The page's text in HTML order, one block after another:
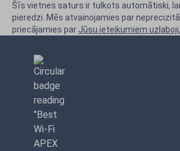
Šīs vietnes saturs ir tulkots automātiski,
pieredzi. Mēs atvainojamies par
priecājamies par Jūsu ieteikumiem